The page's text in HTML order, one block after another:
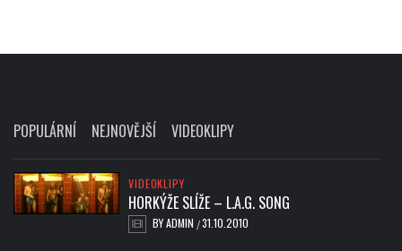
POPULÁRNÍ NEJNOVĚJŠÍ VIDEOKLIPY
VIDEOKLIPY
HORKÝŽE SLÍŽE – L.A.G. SONG
BYADMIN /31.10.2010